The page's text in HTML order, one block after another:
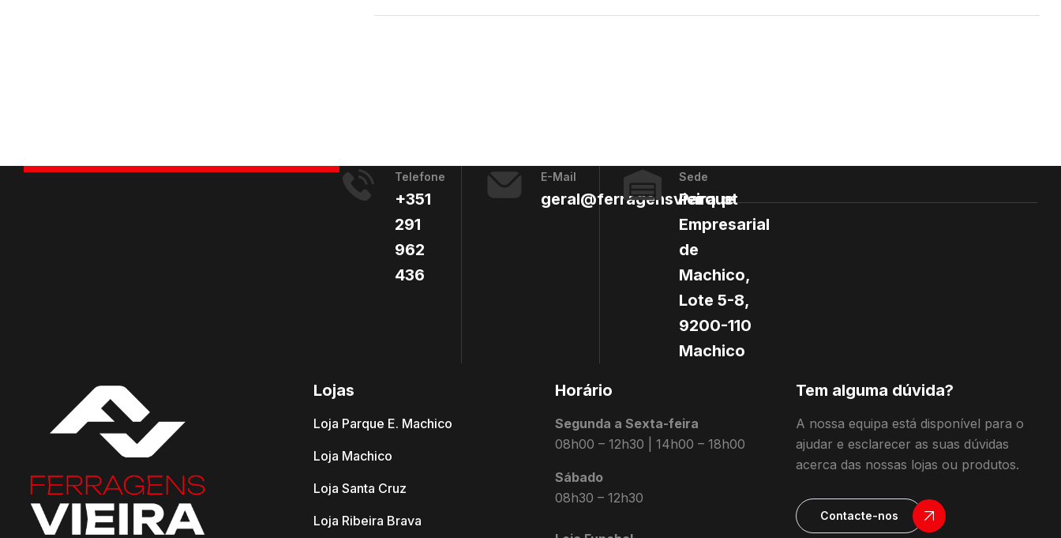
Telefone
+351
291
962
436
E-Mail
geral@ferragensvieira.pt
Sede
Parque
Empresarial
de
Machico,
Lote 5-8,
9200-110
Machico
Lojas
Loja Parque E. Machico
Loja Machico
Loja Santa Cruz
Loja Ribeira Brava
Horário
Segunda a Sexta-feira
08h00 – 12h30 | 14h00 – 18h00
Sábado
08h30 – 12h30
Tem alguma dúvida?
A nossa equipa está disponível para o
ajudar e esclarecer as suas dúvidas
acerca das nossas lojas ou produtos.
Contacte-nos